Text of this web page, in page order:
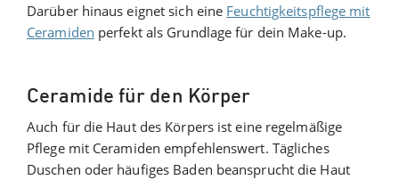
Darüber hinaus eignet sich eine Feuchtigkeitspflege mit
Ceramiden perfekt als Grundlage für dein Make-up.
Ceramide für den Körper
Auch für die Haut des Körpers ist eine regelmäßige
Pflege mit Ceramiden empfehlenswert. Tägliches
Duschen oder häufiges Baden beansprucht die Haut